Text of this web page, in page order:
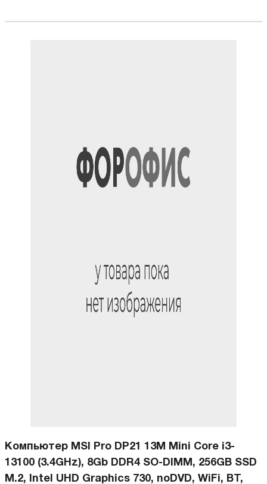
Компьютер MSI Pro DP21 13M Mini Core i3-
13100 (3.4GHz), 8Gb DDR4 SO-DIMM, 256GB SSD
M.2, Intel UHD Graphics 730, noDVD, WiFi, BT,